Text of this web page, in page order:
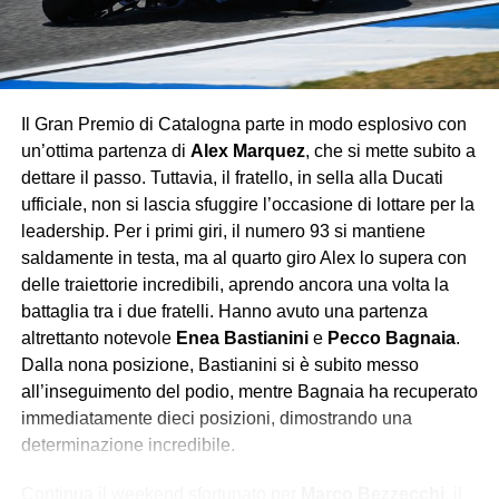
dell’Aston Martin.
Con questo successo, Verstappen consolida
ulteriormente la sua leadership iridata, lasciando poche
speranze agli avversari: la Red Bull continua a viaggiare
su un altro pianeta, mentre Ferrari e McLaren si
contendono soltanto le briciole di un dominio che sembra
destinato a durare.
Il Gran Premio di Catalogna parte in modo esplosivo con
un’ottima partenza di Alex Marquez, che si mette subito a
dettare il passo. Tuttavia, il fratello, in sella alla Ducati
ufficiale, non si lascia sfuggire l’occasione di lottare per la
leadership. Per i primi giri, il numero 93 si mantiene
saldamente in testa, ma al quarto giro Alex lo supera con
delle traiettorie incredibili, aprendo ancora una volta la
battaglia tra i due fratelli. Hanno avuto una partenza
altrettanto notevole Enea Bastianinie Pecco Bagnaia.
Dalla nona posizione, Bastianini si è subito messo
all’inseguimento del podio, mentre Bagnaia ha recuperato
immediatamente dieci posizioni, dimostrando una
determinazione incredibile.